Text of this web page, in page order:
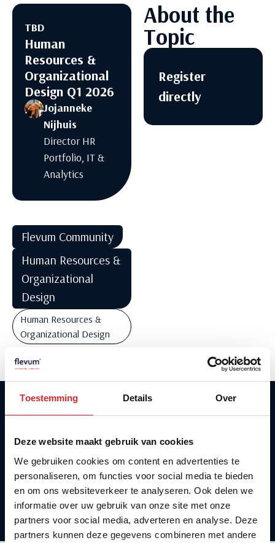
Toestemming Details Over
Deze website maakt gebruik van cookies
We gebruiken cookies om content en advertenties te
personaliseren, om functies voor social media te bieden
en om ons websiteverkeer te analyseren. Ook delen we
informatie over uw gebruik van onze site met onze
partners voor social media, adverteren en analyse. Deze
partners kunnen deze gegevens combineren met andere
TBD
Human
Resources &
Organizational
Design Q1 2026
Jojanneke
Nijhuis
Director HR
Portfolio, IT &
Analytics
Flevum Community
Human Resources &
Organizational
Design
Human Resources &
Organizational Design
About the
Topic
Register
directly
Target
Audience
Program
Location